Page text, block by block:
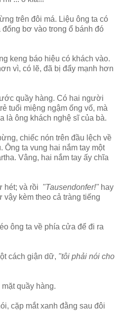
trên đôi má. Liệu ông ta có
bơ vào trong ổ bánh đó
keng báo hiệu có khách vào.
vì, có lẽ, đã bị đẩy mạnh hơn
quầy hàng. Có hai người
tuổi miệng ngậm ống vố, mà
là ông khách nghệ sĩ của bà.
chiếc nón trên đầu lệch về
Ông ta vung hai nắm tay một
Vâng, hai nắm tay ấy chĩa
hét; và rồi "Tausendonfer!" hay
kèm theo cả tràng tiếng
ông ta về phía cửa để đi ra
cách giận dữ, "tôi phải nói cho
quầy hàng.
cặp mắt xanh đằng sau đôi